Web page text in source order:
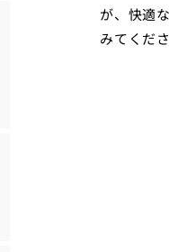
が、快適
みてくださ